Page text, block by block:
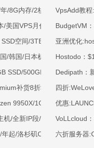
/8G内存/2核/80gNVMe/4T
/美国VPS月付9.5折年付8折
空间/3TB流量/750Mbps-
/韩国/日本机房/可选CN2
SSD/500GB@40Mbps/香港
补货8折$19.2/月起-四核
9950X/1GB内存/20GB
机/全新IP段/全新宿主机/9折
起/洛杉矶CN2 GIA/日本/保
VpsAdd教程
BudgetVM
亚洲优化
Hostodo：
Dedipath：
四折
优惠
VoLLcloud
六折服务器